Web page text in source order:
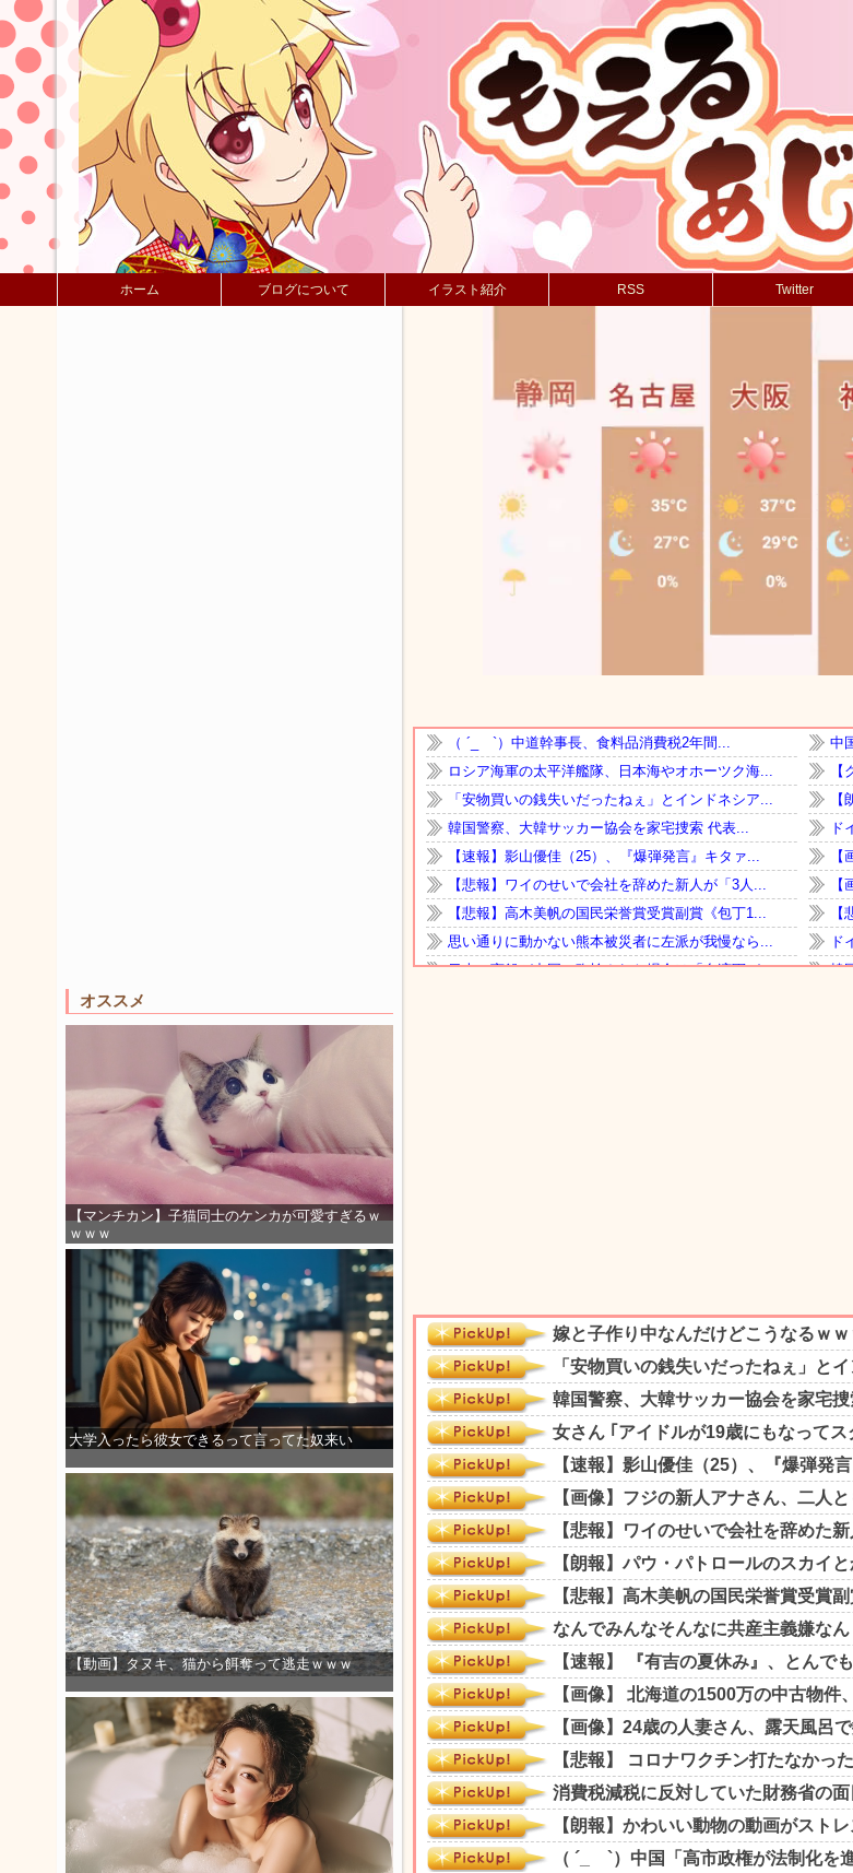
ホーム ブログについて イラスト紹介 RSS Twitter
オススメ
【マンチカン】子猫同士のケンカが可愛すぎるｗ
ｗｗｗ
大学入ったら彼女できるって言ってた奴来い
【動画】タヌキ、猫から餌奪って逃走ｗｗｗ